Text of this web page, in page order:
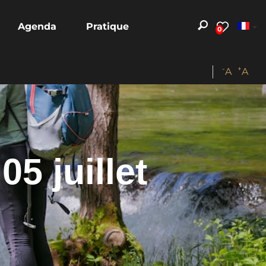
0
Agenda Pratique
-A +A
juillet